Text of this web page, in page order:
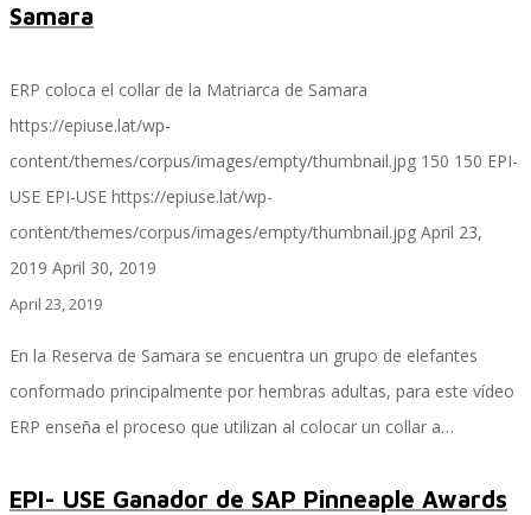
Soporte SAP
Gestión de Desempeño Empresarial SAP
Control, Riesgo y Cumplimiento
Samara
ERP coloca el collar de la Matriarca de Samara
https://epiuse.lat/wp-
content/themes/corpus/images/empty/thumbnail.jpg 150 150 EPI-
USE EPI-USE https://epiuse.lat/wp-
content/themes/corpus/images/empty/thumbnail.jpg April 23,
2019 April 30, 2019
April 23, 2019
En la Reserva de Samara se encuentra un grupo de elefantes
conformado principalmente por hembras adultas, para este vídeo
ERP enseña el proceso que utilizan al colocar un collar a…
EPI- USE Ganador de SAP Pinneaple Awards